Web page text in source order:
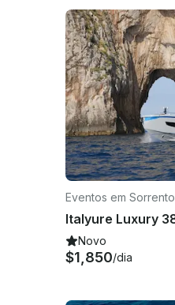
Eventos em Sorrento
Novo
$1,850/dia